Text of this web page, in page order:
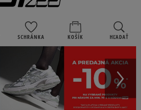
SCHRÁNKA KOŠÍK HĽADAŤ